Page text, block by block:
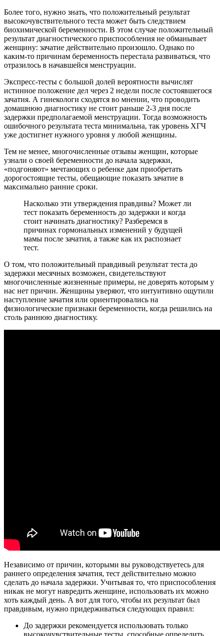
Более того, нужно знать, что положительный результат
высокочувствительного теста может быть следствием
биохимической беременности. В этом случае положительный
результат диагностического приспособления не обманывает
женщину: зачатие действительно произошло. Однако по
каким-то причинам беременность перестала развиваться, что
отразилось в начавшейся менструации.
Экспресс-тесты с большой долей вероятности вычислят
истинное положение дел через 2 недели после состоявшегося
зачатия. А гинекологи сходятся во мнении, что проводить
домашнюю диагностику не стоит раньше 2-3 дня после
задержки предполагаемой менструации. Тогда возможность
ошибочного результата теста минимальна, так уровень ХГЧ
уже достигнет нужного уровня у любой женщины.
Тем не менее, многочисленные отзывы женщин, которые
узнали о своей беременности до начала задержки,
«подгоняют» мечтающих о ребенке дам приобретать
дорогостоящие тесты, обещающие показать зачатие в
максимально ранние сроки.
Насколько эти утверждения правдивы? Может ли
тест показать беременность до задержки и когда
стоит начинать диагностику? Разберемся в
причинах гормональных изменений у будущей
мамы после зачатия, а также как их распознает
тест.
О том, что положительный правдивый результат теста до
задержки месячных возможен, свидетельствуют
многочисленные жизненные примеры, не доверять которым у
нас нет причин. Женщины уверяют, что интуитивно ощутили
наступление зачатия или ориентировались на
физиологические признаки беременности, когда решились на
столь раннюю диагностику.
Независимо от причин, которыми вы руководствуетесь для
раннего определения зачатия, тест действительно можно
сделать до начала задержки. Учитывая то, что приспособления
никак не могут навредить женщине, использовать их можно
хоть каждый день. А вот для того, чтобы их результат был
правдивым, нужно придерживаться следующих правил:
До задержки рекомендуется использовать только
высокочувствительные тесты, способные определить